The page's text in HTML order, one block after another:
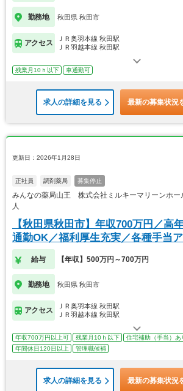
勤務地 秋田県 秋田市
アクセス
ＪＲ奥羽本線 秋田駅
ＪＲ羽越本線 秋田駅
残業月10ｈ以下 車通勤可
求人の詳細を見る 最新の募集状況
更新日：2026年1月28日
正社員 調剤薬局 募集停止
みんなの薬局山王 株式会社ミルキーマリーンホー
人
【秋田県秋田市】年収700万円／高
通勤OK／福利厚生充実／各種手当
給与 【年収】500万円～700万円
勤務地 秋田県 秋田市
アクセス
ＪＲ奥羽本線 秋田駅
ＪＲ羽越本線 秋田駅
年収700万円以上可 残業月10ｈ以下 住宅補助（手当）あ
年間休日120日以上
管理職候補
求人の詳細を見る 最新の募集状況